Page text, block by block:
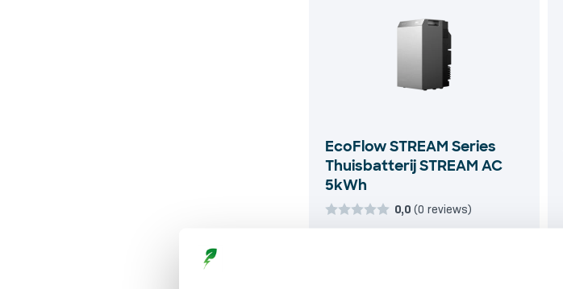
EcoFlow STREAM Series
Thuisbatterij STREAM AC
5kWh
0,0 (0 reviews)